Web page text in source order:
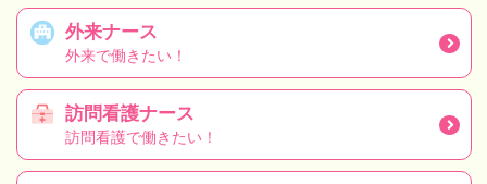
外来ナース
外来で働きたい！
訪問看護ナース
訪問看護で働きたい！